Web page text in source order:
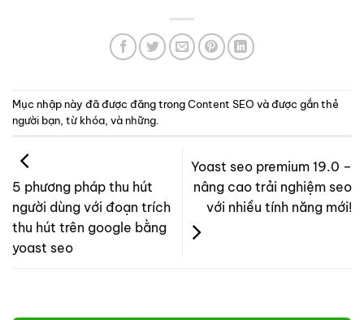
Mục nhập này đã được đăng trongContent SEO và được gắn thẻ
người bạn, từ khóa, và những.
5 phương pháp thu hút
người dùng với đoạn trích
thu hút trên google bằng
yoast seo
Yoast seo premium 19.0 –
nâng cao trải nghiệm seo
với nhiều tính năng mới!